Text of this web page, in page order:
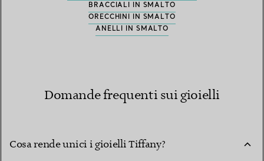
BRACCIALI IN SMALTO
ORECCHINI IN SMALTO
ANELLI IN SMALTO
Domande frequenti sui gioielli
Cosa rende unici i gioielli Tiffany?